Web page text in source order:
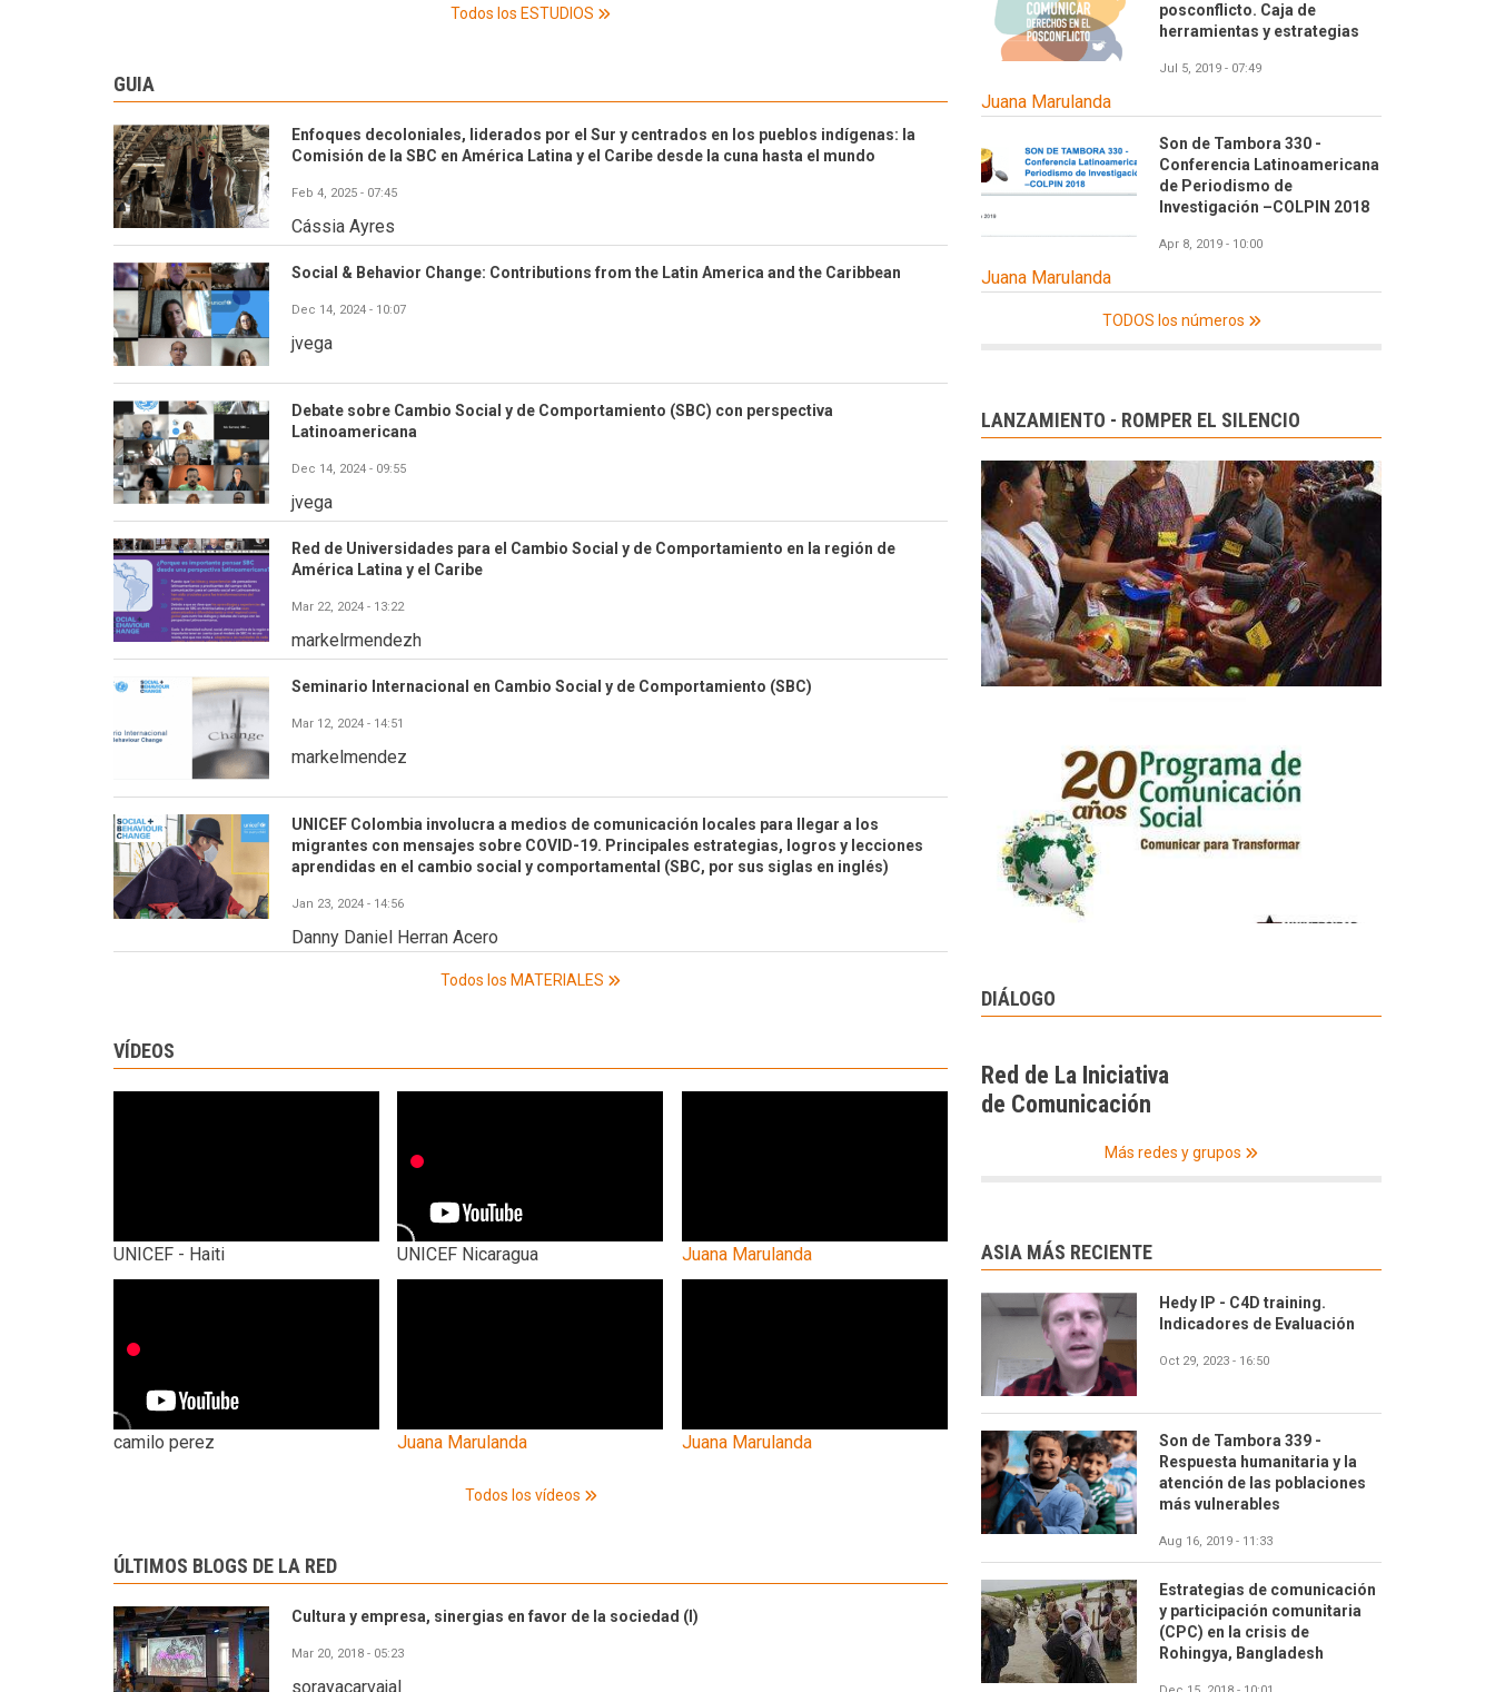
Todos los ESTUDIOS
GUIA
Enfoques decoloniales, liderados por el Sur y centrados en los pueblos indígenas: la
Comisión de la SBC en América Latina y el Caribe desde la cuna hasta el mundo
Feb 4, 2025 - 07:45
Cássia Ayres
Social & Behavior Change: Contributions from the Latin America and the Caribbean
Dec 14, 2024 - 10:07
jvega
Debate sobre Cambio Social y de Comportamiento (SBC) con perspectiva
Latinoamericana
Dec 14, 2024 - 09:55
jvega
Red de Universidades para el Cambio Social y de Comportamiento en la región de
América Latina y el Caribe
Mar 22, 2024 - 13:22
markelrmendezh
Seminario Internacional en Cambio Social y de Comportamiento (SBC)
Mar 12, 2024 - 14:51
markelmendez
UNICEF Colombia involucra a medios de comunicación locales para llegar a los
migrantes con mensajes sobre COVID-19. Principales estrategias, logros y lecciones
aprendidas en el cambio social y comportamental (SBC, por sus siglas en inglés)
Jan 23, 2024 - 14:56
Danny Daniel Herran Acero
Todos los MATERIALES
VÍDEOS
UNICEF - Haiti
camilo perez
UNICEF Nicaragua
Juana Marulanda
Juana Marulanda
Juana Marulanda
Todos los vídeos
ÚLTIMOS BLOGS DE LA RED
Cultura y empresa, sinergias en favor de la sociedad (I)
Mar 20, 2018 - 05:23
sorayacarvajal
posconflicto. Caja de
herramientas y estrategias
Jul 5, 2019 - 07:49
Juana Marulanda
Son de Tambora 330 -
Conferencia Latinoamericana
de Periodismo de
Investigación –COLPIN 2018
Apr 8, 2019 - 10:00
Juana Marulanda
TODOS los números
LANZAMIENTO - ROMPER EL SILENCIO
DIÁLOGO
Red de La Iniciativa
de Comunicación
Más redes y grupos
ASIA MÁS RECIENTE
Hedy IP - C4D training.
Indicadores de Evaluación
Oct 29, 2023 - 16:50
Son de Tambora 339 -
Respuesta humanitaria y la
atención de las poblaciones
más vulnerables
Aug 16, 2019 - 11:33
Estrategias de comunicación
y participación comunitaria
(CPC) en la crisis de
Rohingya, Bangladesh